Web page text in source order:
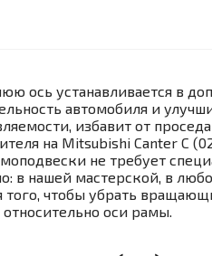
ось устанавливается в
автомобиля и
избавит от
на Mitsubishi Canter С
не требует
в нашей мастерской, в
чтобы убрать
оси рамы.